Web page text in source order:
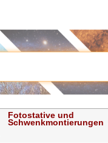
Fotostative und
Schwenkmontierungen